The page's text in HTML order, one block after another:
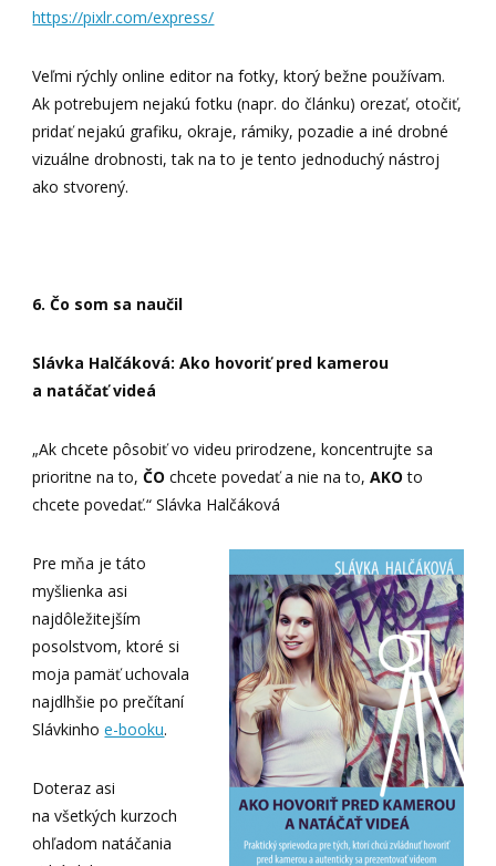
https://pixlr.com/express/
Veľmi rýchly online editor na fotky, ktorý bežne používam.
Ak potrebujem nejakú fotku (napr. do článku) orezať, otočiť,
pridať nejakú grafiku, okraje, rámiky, pozadie a iné drobné
vizuálne drobnosti, tak na to je tento jednoduchý nástroj
ako stvorený.
6. Čo som sa naučil
Slávka Halčáková: Ako hovoriť pred kamerou
a natáčať videá
„Ak chcete pôsobiť vo videu prirodzene, koncentrujte sa
prioritne na to,ČO chcete povedať a nie na to,AKO to
chcete povedať.“ Slávka Halčáková
Pre mňa je táto
myšlienka asi
najdôležitejším
posolstvom, ktoré si
moja pamäť uchovala
najdlhšie po prečítaní
Slávkinhoe-booku.
Doteraz asi
na všetkých kurzoch
ohľadom natáčania